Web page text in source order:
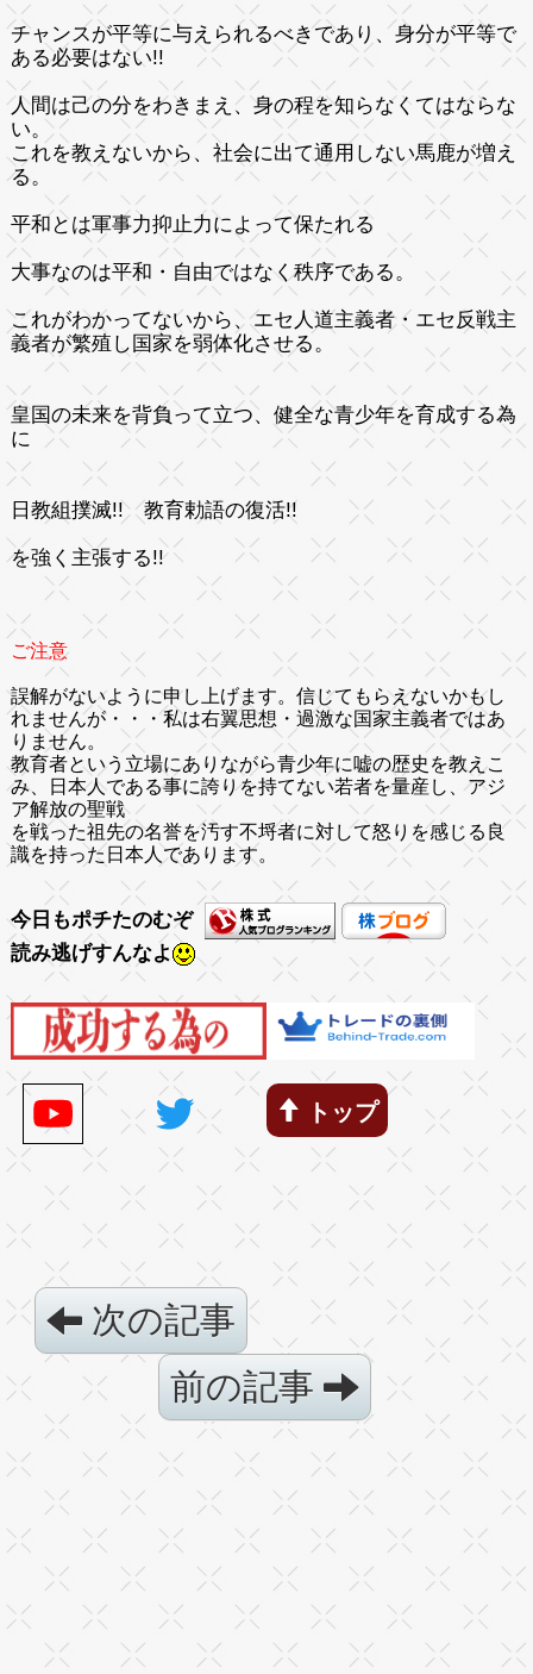
チャンスが平等に与えられるべきであり、身分が平等で
ある必要はない!!
人間は己の分をわきまえ、身の程を知らなくてはならな
い。
これを教えないから、社会に出て通用しない馬鹿が増え
る。
平和とは軍事力抑止力によって保たれる
大事なのは平和・自由ではなく秩序である。
これがわかってないから、エセ人道主義者・エセ反戦主
義者が繁殖し国家を弱体化させる。
皇国の未来を背負って立つ、健全な青少年を育成する為
に
日教組撲滅!! 教育勅語の復活!!
を強く主張する!!
ご注意
誤解がないように申し上げます。信じてもらえないかもし
れませんが・・・私は右翼思想・過激な国家主義者ではあ
りません。
教育者という立場にありながら青少年に嘘の歴史を教えこ
み、日本人である事に誇りを持てない若者を量産し、アジ
ア解放の聖戦
を戦った祖先の名誉を汚す不埒者に対して怒りを感じる良
識を持った日本人であります。
今日もポチたのむぞ
読み逃げすんなよ
トップ
次の記事
前の記事